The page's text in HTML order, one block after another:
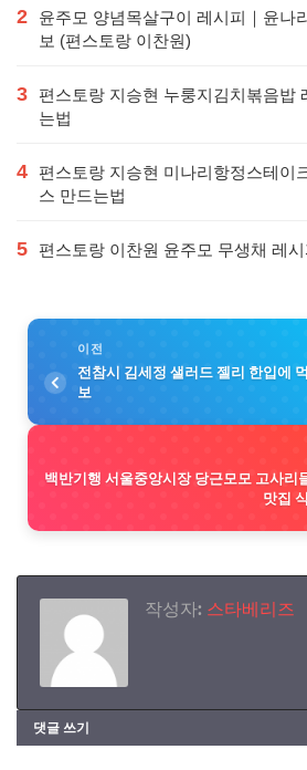
2
윤주모 양념목살구이 레시피｜윤나
보 (편스토랑 이찬원)
3
편스토랑 지승현 누룽지김치볶음밥
는법
4
편스토랑 지승현 미나리항정스테이
스 만드는법
5 편스토랑 이찬원 윤주모 무생채 레
이전
전참시 김세정 샐러드 젤리 한입에
보
백반기행 서울중앙시장 당근모모 고사리
맛집
작성자: 스타베리즈
댓글 쓰기